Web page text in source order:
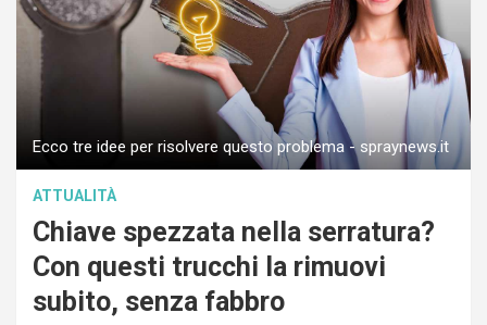
Ecco tre idee per risolvere questo problema - spraynews.it
ATTUALITÀ
Chiave spezzata nella serratura?
Con questi trucchi la rimuovi
subito, senza fabbro